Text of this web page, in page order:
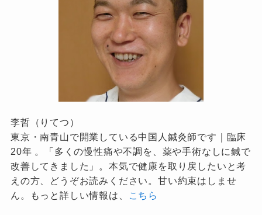
李哲（りてつ）
東京・南青山で開業している中国人鍼灸師です｜臨床
20年 。「多くの慢性痛や不調を、薬や手術なしに鍼で
改善してきました」。本気で健康を取り戻したいと考
えの方、どうぞお読みください。甘い約束はしませ
ん。もっと詳しい情報は、
こちら